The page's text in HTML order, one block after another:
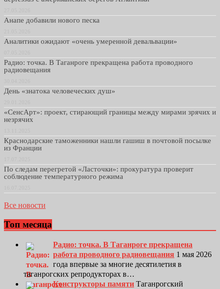
Анапе добавили нового песка
Аналитики ожидают «очень умеренной девальвации»
Радио: точка. В Таганроге прекращена работа проводного
радиовещания
День «знатока человеческих душ»
«СенсАрт»: проект, стирающий границы между мирами зрячих и
незрячих
Краснодарские таможенники нашли гашиш в почтовой посылке
из Франции
По следам перегретой «Ласточки»: прокуратура проверит
соблюдение температурного режима
Все новости
Топ месяца
Радио: точка. В Таганроге прекращена
работа проводного радиовещания 1 мая 2026
года впервые за многие десятилетия в
таганрогских репродукторах в…
Конструкторы памяти Таганрогский